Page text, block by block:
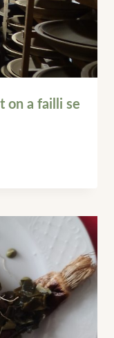
on a failli se